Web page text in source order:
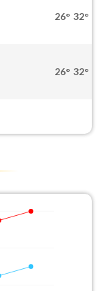
26° 32°
26° 32°